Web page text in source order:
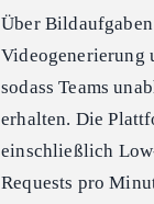
Über
Videogenerierung
sodass Teams
erhalten. Die
einschließlich
Requests pro